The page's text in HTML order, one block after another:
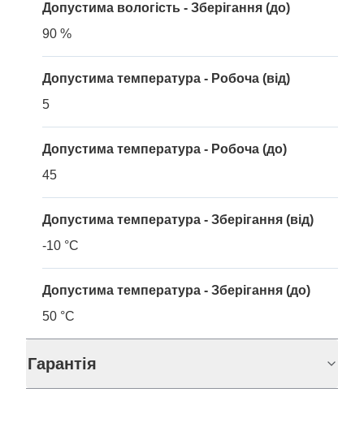
Допустима вологість - Зберігання (до)
90 %
Допустима температура - Робоча (від)
5
Допустима температура - Робоча (до)
45
Допустима температура - Зберігання (від)
-10 °C
Допустима температура - Зберігання (до)
50 °C
Гарантія